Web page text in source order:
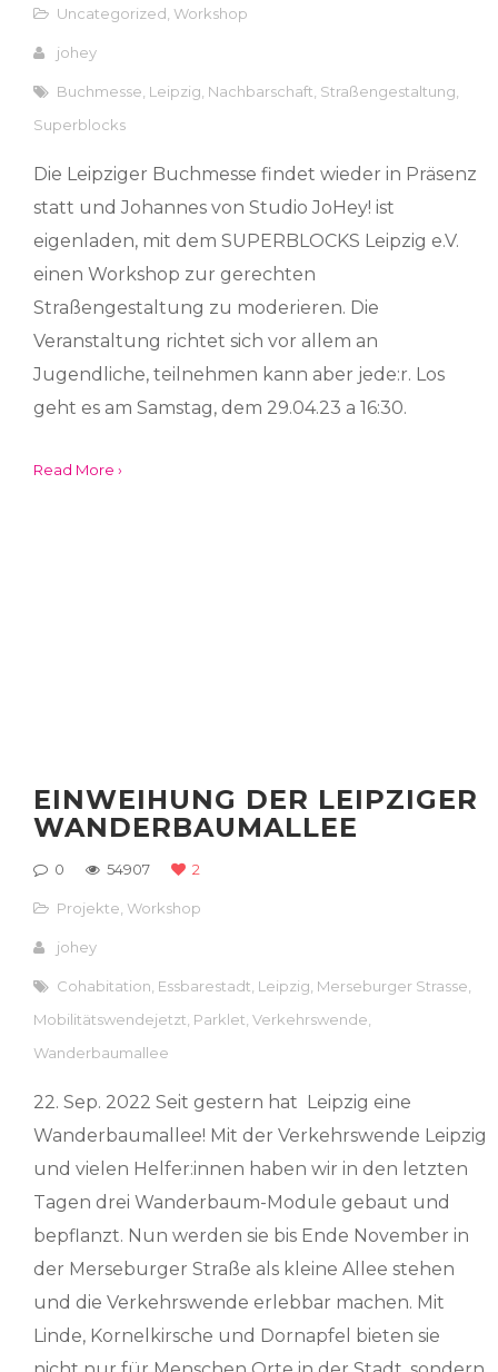
Uncategorized ,Workshop
johey
Buchmesse Leipzig Nachbarschaft Straßengestaltung
Superblocks
Die Leipziger Buchmesse findet wieder in Präsenz
statt und Johannes von Studio JoHey! ist
eigenladen, mit dem SUPERBLOCKS Leipzig e.V.
einen Workshop zur gerechten
Straßengestaltung zu moderieren. Die
Veranstaltung richtet sich vor allem an
Jugendliche, teilnehmen kann aber jede:r. Los
geht es am Samstag, dem 29.04.23 a 16:30.
Read More ›
EINWEIHUNG DER LEIPZIGER
WANDERBAUMALLEE
0 54907 2
Projekte ,Workshop
johey
Cohabitation Essbarestadt Leipzig Merseburger Strasse
Mobilitätswendejetzt Parklet ,Verkehrswende
Wanderbaumallee
22. Sep. 2022 Seit gestern hat Leipzig eine
Wanderbaumallee! Mit der Verkehrswende Leipzig
und vielen Helfer:innen haben wir in den letzten
Tagen drei Wanderbaum-Module gebaut und
bepflanzt. Nun werden sie bis Ende November in
der Merseburger Straße als kleine Allee stehen
und die Verkehrswende erlebbar machen. Mit
Linde, Kornelkirsche und Dornapfel bieten sie